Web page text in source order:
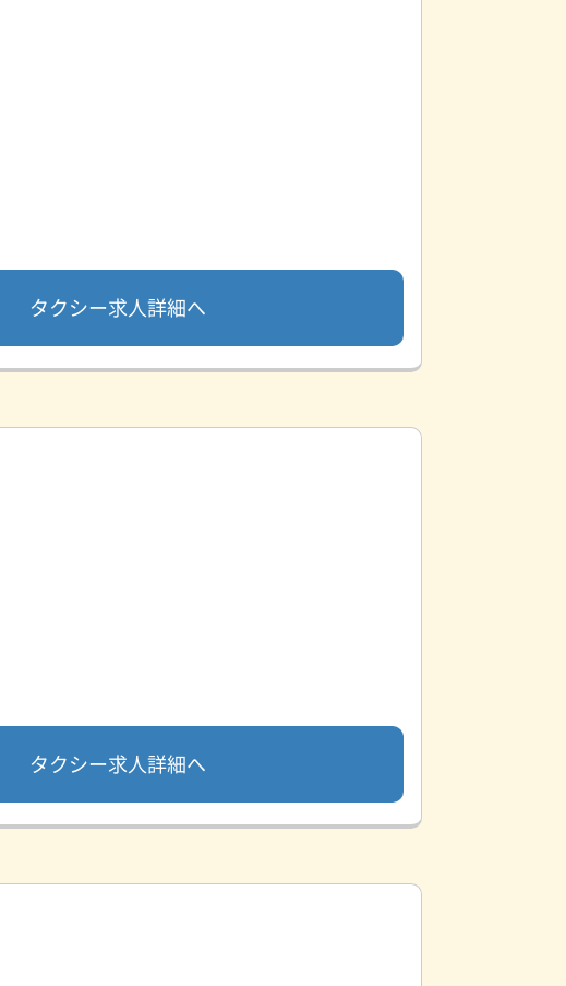
タクシー求人詳細へ
タクシー求人詳細へ